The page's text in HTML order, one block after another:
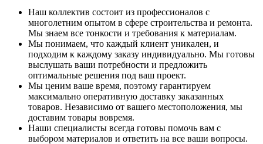
Наш коллектив состоит из профессионалов с
многолетним опытом в сфере строительства и ремонта.
Мы знаем все тонкости и требования к материалам.
Мы понимаем, что каждый клиент уникален, и
подходим к каждому заказу индивидуально. Мы готовы
выслушать ваши потребности и предложить
оптимальные решения под ваш проект.
Мы ценим ваше время, поэтому гарантируем
максимально оперативную доставку заказанных
товаров. Независимо от вашего местоположения, мы
доставим товары вовремя.
Наши специалисты всегда готовы помочь вам с
выбором материалов и ответить на все ваши вопросы.